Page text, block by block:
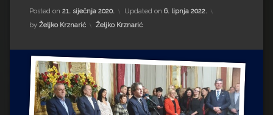
Drugi autori
Drugi autori
Matea Andrić
Ljiljana Lekanić-Kljaić
Posted on 21. siječnja 2020. Updated on 6. lipnja 2022.
by Željko Krznarić Kategorije:
Željko Krznarić